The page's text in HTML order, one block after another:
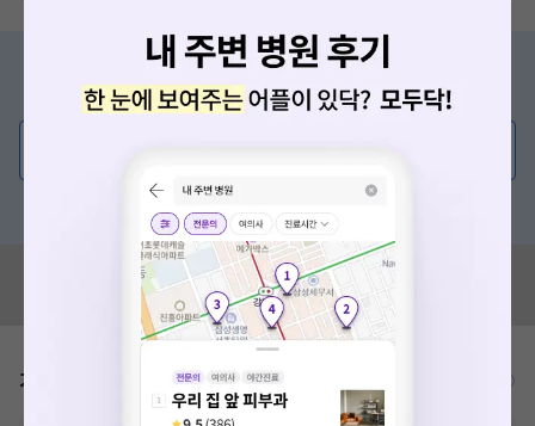
증상/치료, 궁금한 점이 있나요?
의사가 직접 답해드려요!
혹은, 의료상담 서비스에 다양한 게시글 보러가기
혹시 잘못된 병원정보가 있나요?
모두닥 팀에 알려주세요!
가격표